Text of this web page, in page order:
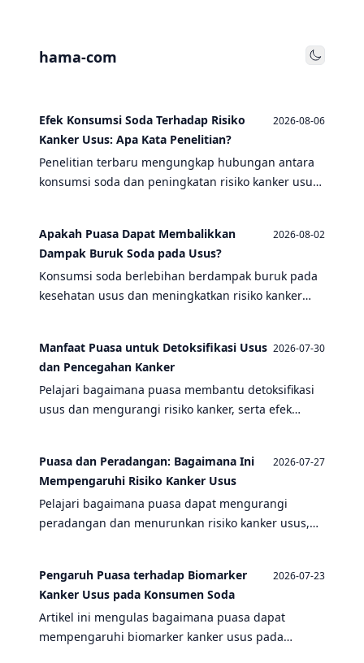
hama-com Toggle
Efek Konsumsi Soda Terhadap Risiko
Kanker Usus: Apa Kata Penelitian?
2026-08-06
Penelitian terbaru mengungkap hubungan antara
konsumsi soda dan peningkatan risiko kanker usus.
Apakah Puasa Dapat Membalikkan
Dampak Buruk Soda pada Usus?
2026-08-02
Konsumsi soda berlebihan berdampak buruk pada
kesehatan usus dan meningkatkan risiko kanker
Manfaat Puasa untuk Detoksifikasi Usus
dan Pencegahan Kanker
2026-07-30
Pelajari bagaimana puasa membantu detoksifikasi
usus dan mengurangi risiko kanker, serta efek
Puasa dan Peradangan: Bagaimana Ini
Mempengaruhi Risiko Kanker Usus
2026-07-27
Pelajari bagaimana puasa dapat mengurangi
peradangan dan menurunkan risiko kanker usus,
Pengaruh Puasa terhadap Biomarker
Kanker Usus pada Konsumen Soda
2026-07-23
Artikel ini mengulas bagaimana puasa dapat
mempengaruhi biomarker kanker usus pada